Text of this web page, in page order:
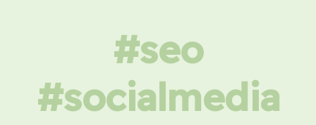
#seo
#socialmedia